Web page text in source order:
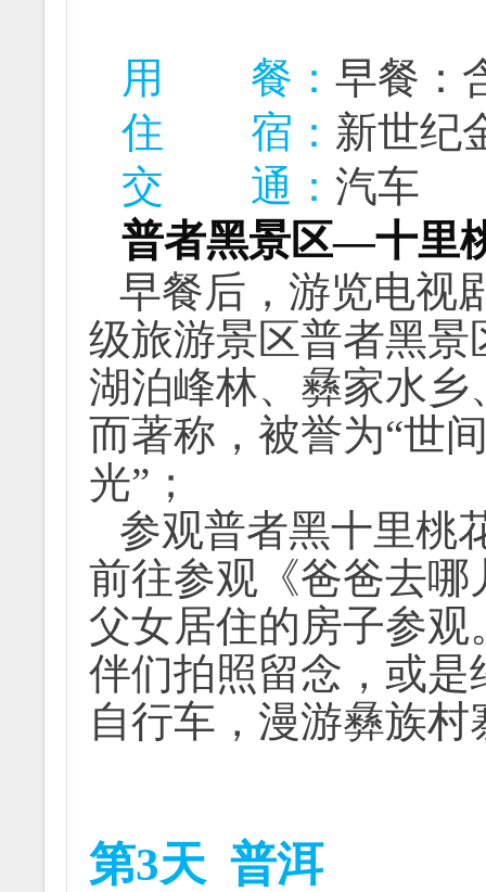
用 餐： 早餐：
住 宿 ： 新世纪
交 通： 汽车
普者黑景区—十里
早餐后，游览电视
级旅游景区普者黑景
湖泊峰林、彝家水乡
而著称，被誉为“世
光”；
参观普者黑十里桃
前往参观《爸爸去
父女居住的房子参
伴们拍照留念，或
自行车，漫游彝族
第3天 普洱